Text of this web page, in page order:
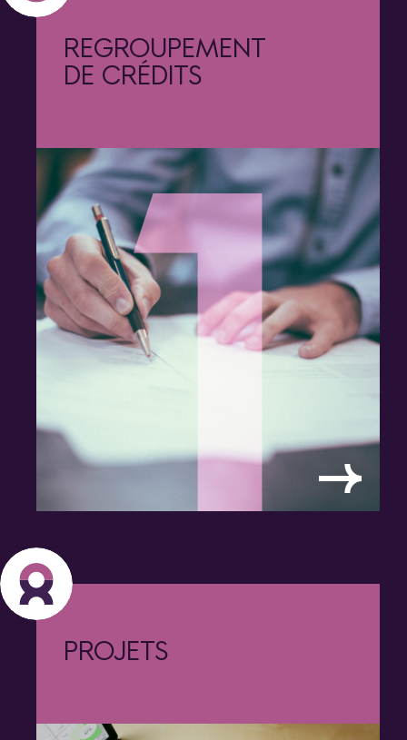
title="RegroupementREGROUPEMENT
DE CRÉDITS
de crédits" title="Regroupement
de crédits" />
1
PROJETS